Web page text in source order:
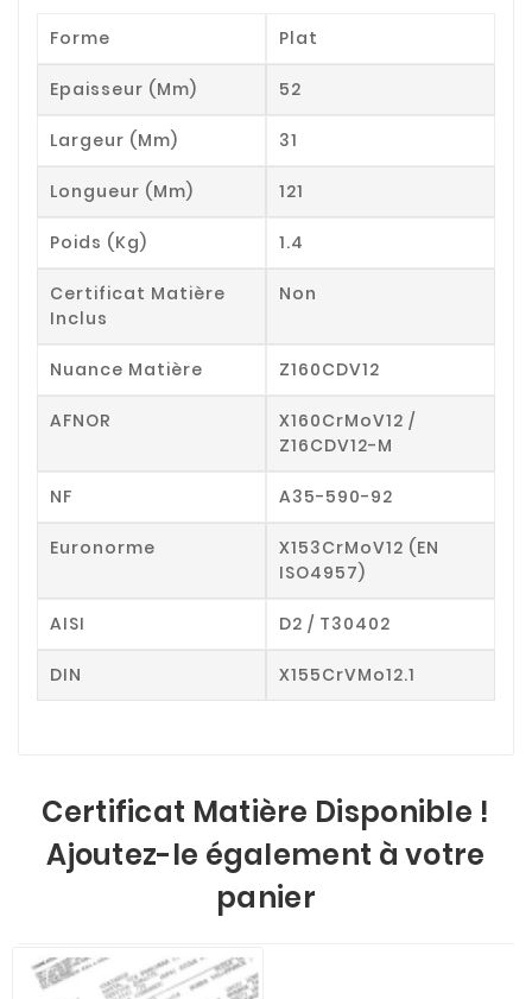
Forme Plat
Epaisseur (mm) 52
Largeur (mm) 31
Longueur (mm) 121
Poids (kg) 1.4
Certificat Matière
Inclus
Non
Nuance Matière Z160CDV12
AFNOR
X160CrMoV12 /
Z16CDV12-M
NF A35-590-92
Euronorme
X153CrMoV12 (EN
ISO4957)
AISI D2 / T30402
DIN X155CrVMo12.1
Certificat Matière Disponible !
Ajoutez-le également à votre
panier